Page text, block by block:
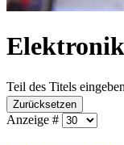
Teil des Titels eingeben
Zurücksetzen
Anzeige #